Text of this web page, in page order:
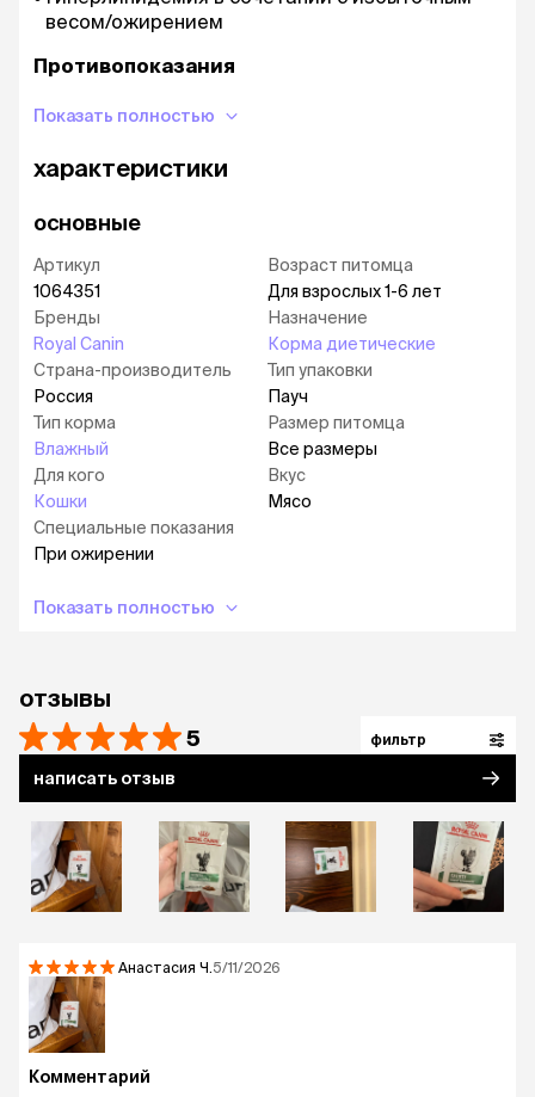
весом/ожирением
Противопоказания
Беременность, лактация, рост
уменьшает риск его повторного набора. У 97%
Контроль выпрашивания
Диетологическое решение, поддерживающее у
кошек ощущение сытости между кормлениями.
Помогает контролировать выпрашивание
корма у 82% кошек в период снижения веса.
Поддержание мышечной массы
Повышенное содержание белка помогает
поддерживать мышечную массу в процессе
снижения веса.
Показать полностью
характеристики
основные
Артикул
1064351
Бренды
Royal Canin
Страна-производитель
Россия
Тип корма
Влажный
Для кого
Кошки
Специальные показания
При ожирении
Возраст питомца
Для взрослых 1-6 лет
Назначение
Корма диетические
Тип упаковки
Пауч
Размер питомца
Все размеры
Вкус
Мясо
Показать полностью
отзывы
5 фильтр
написать отзыв
Анастасия Ч. 5/11/2026
Комментарий